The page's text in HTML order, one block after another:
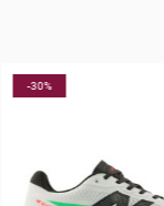
-30%